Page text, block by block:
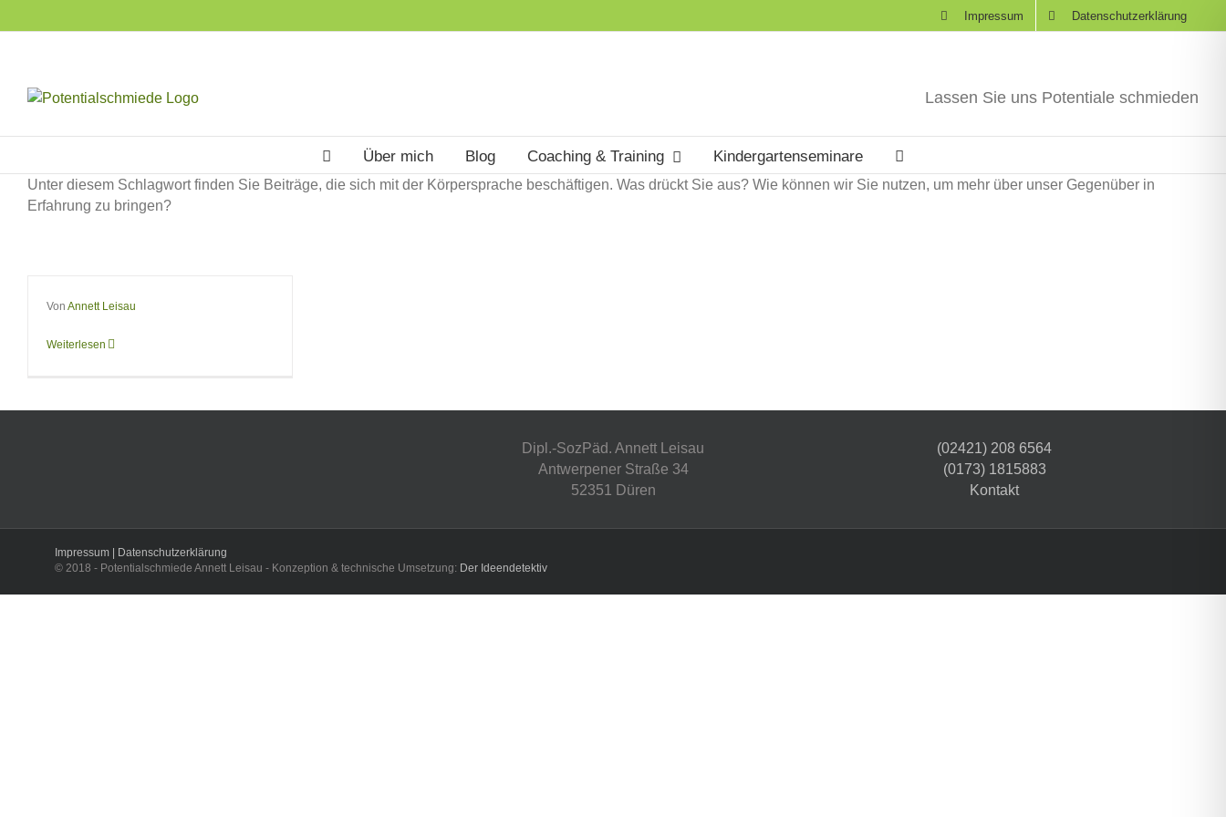
to
Impressum Datenschutzerklärung
Lassen Sie uns Potentiale schmieden
Über mich Blog Coaching & Training Kindergartenseminare
Unter diesem Schlagwort finden Sie Beiträge, die sich mit der Körpersprache beschäftigen. Was drückt Sie aus? Wie können wir Sie nutzen, um mehr über unser Gegenüber in
Erfahrung zu bringen?
Der erste Eindruck
Von Annett Leisau
Weiterlesen
Dipl.-SozPäd. Annett Leisau
Antwerpener Straße 34
52351 Düren
(02421) 208 6564
(0173) 1815883
Kontakt
Impressum |
Datenschutzerklärung
© 2018 - Potentialschmiede Annett Leisau - Konzeption & technische Umsetzung: Der Ideendetektiv